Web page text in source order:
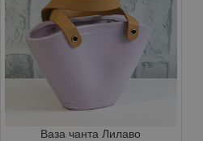
Ваза чанта Лилаво